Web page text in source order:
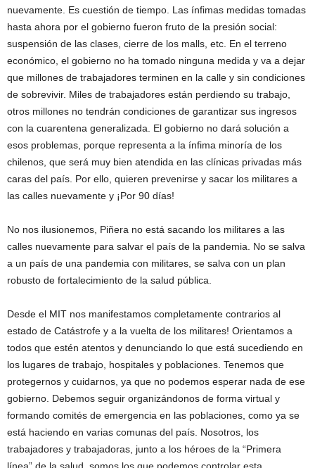
nuevamente. Es cuestión de tiempo. Las ínfimas medidas tomadas
hasta ahora por el gobierno fueron fruto de la presión social:
suspensión de las clases, cierre de los malls, etc. En el terreno
económico, el gobierno no ha tomado ninguna medida y va a dejar
que millones de trabajadores terminen en la calle y sin condiciones
de sobrevivir. Miles de trabajadores están perdiendo su trabajo,
otros millones no tendrán condiciones de garantizar sus ingresos
con la cuarentena generalizada. El gobierno no dará solución a
esos problemas, porque representa a la ínfima minoría de los
chilenos, que será muy bien atendida en las clínicas privadas más
caras del país. Por ello, quieren prevenirse y sacar los militares a
las calles nuevamente y ¡Por 90 días!
No nos ilusionemos, Piñera no está sacando los militares a las
calles nuevamente para salvar el país de la pandemia. No se salva
a un país de una pandemia con militares, se salva con un plan
robusto de fortalecimiento de la salud pública.
Desde el MIT nos manifestamos completamente contrarios al
estado de Catástrofe y a la vuelta de los militares! Orientamos a
todos que estén atentos y denunciando lo que está sucediendo en
los lugares de trabajo, hospitales y poblaciones. Tenemos que
protegernos y cuidarnos, ya que no podemos esperar nada de ese
gobierno. Debemos seguir organizándonos de forma virtual y
formando comités de emergencia en las poblaciones, como ya se
está haciendo en varias comunas del país. Nosotros, los
trabajadores y trabajadoras, junto a los héroes de la “Primera